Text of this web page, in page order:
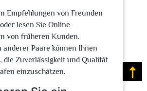
Empfehlungen von Freunden
lesen Sie Online-
von früheren Kunden.
anderer Paare können Ihnen
die Zuverlässigkeit und Qualität
einzuschätzen.